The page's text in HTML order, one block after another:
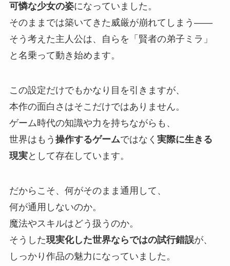
可憐な少女の姿になっていました。
そのままでは築いてきた威厳が崩れてしまう――
そう考えた主人公は、
自らを「賢者の弟子ミラ」
と名乗って動き始めます。
この設定だけでもかなり目を引きますが、
本作の面白さはそこだけではありません。
ゲーム時代の知識や力を持ちながらも、
世界はもう 操作するゲームではなく 実際に生きる
現実として存在しています。
だからこそ、 何がそのまま通用して、
何が通用しないのか。
魔法やスキルはどう扱うのか。
そうした現実化した世界ならではの試行錯誤が、
しっかり作品の魅力になっていました。